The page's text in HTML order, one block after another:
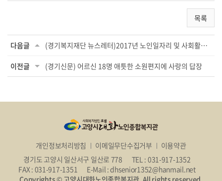
목록
다음글 (경기복지재단 뉴스레터)2017년 노인일자리 및 사회활동지원사업 발대식
이전글 (경기신문) 어르신 18명 애틋한 소원편지에 사랑의 답장
개인정보처리방침 이메일무단수집거부
이용약관
경기도 고양시 일산서구 일산로 778
TEL : 031-917-1352
FAX : 031-917-1351
E-Mail : dhsenior1352@hanmail.net
Copyrights © 고양시대화노인종합복지관. All rights reserved.